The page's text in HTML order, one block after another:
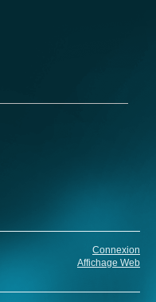
Connexion
Affichage Web